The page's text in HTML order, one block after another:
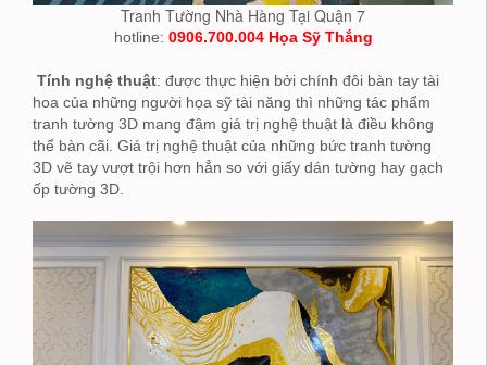
Tranh Tường Nhà Hàng Tại Quận 7
hotline: 0906.700.004 Họa Sỹ Thắng
Tính nghệ thuật: được thực hiện bởi chính đôi bàn tay tài
hoa của những người họa sỹ tài năng thì những tác phẩm
tranh tường 3D mang đậm giá trị nghệ thuật là điều không
thể bàn cãi. Giá trị nghệ thuật của những bức tranh tường
3D vẽ tay vượt trội hơn hẳn so với giấy dán tường hay gạch
ốp tường 3D.